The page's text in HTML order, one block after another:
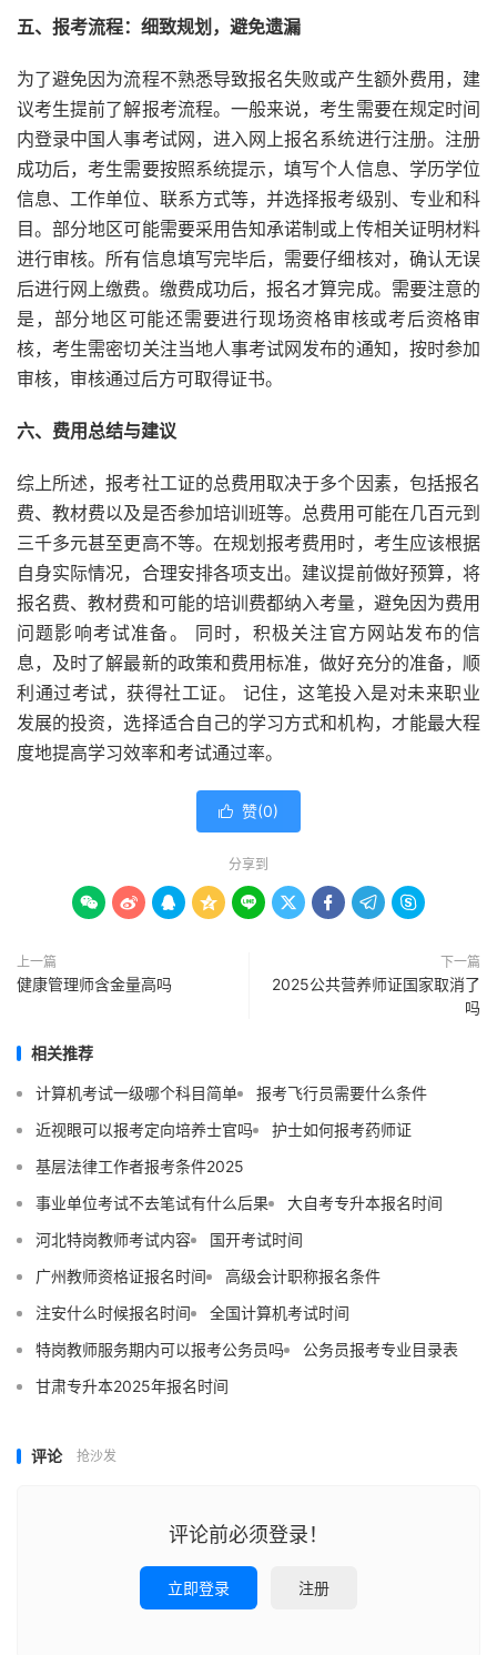
五、报考流程：细致规划，避免遗漏
为了避免因为流程不熟悉导致报名失败或产生额外费用，建
议考生提前了解报考流程。一般来说，考生需要在规定时间
内登录中国人事考试网，进入网上报名系统进行注册。注册
成功后，考生需要按照系统提示，填写个人信息、学历学位
信息、工作单位、联系方式等，并选择报考级别、专业和科
目。部分地区可能需要采用告知承诺制或上传相关证明材料
进行审核。所有信息填写完毕后，需要仔细核对，确认无误
后进行网上缴费。缴费成功后，报名才算完成。需要注意的
是，部分地区可能还需要进行现场资格审核或考后资格审
核，考生需密切关注当地人事考试网发布的通知，按时参加
审核，审核通过后方可取得证书。
六、费用总结与建议
综上所述，报考社工证的总费用取决于多个因素，包括报名
费、教材费以及是否参加培训班等。总费用可能在几百元到
三千多元甚至更高不等。在规划报考费用时，考生应该根据
自身实际情况，合理安排各项支出。建议提前做好预算，将
报名费、教材费和可能的培训费都纳入考量，避免因为费用
问题影响考试准备。 同时，积极关注官方网站发布的信
息，及时了解最新的政策和费用标准，做好充分的准备，顺
利通过考试，获得社工证。 记住，这笔投入是对未来职业
发展的投资，选择适合自己的学习方式和机构，才能最大程
度地提高学习效率和考试通过率。
 赞(0)
分享到
        
上一篇
健康管理师含金量高吗
下一篇
2025公共营养师证国家取消了
吗
相关推荐
计算机考试一级哪个科目简单
报考飞行员需要什么条件
近视眼可以报考定向培养士官吗
护士如何报考药师证
基层法律工作者报考条件2025
事业单位考试不去笔试有什么后果
大自考专升本报名时间
河北特岗教师考试内容
国开考试时间
广州教师资格证报名时间
高级会计职称报名条件
注安什么时候报名时间
全国计算机考试时间
特岗教师服务期内可以报考公务员吗
公务员报考专业目录表
甘肃专升本2025年报名时间
评论 抢沙发
评论前必须登录！
立即登录 注册